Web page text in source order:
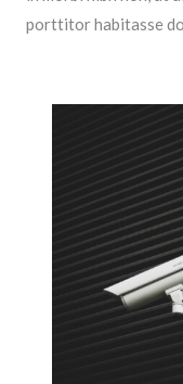
porttitor habitasse